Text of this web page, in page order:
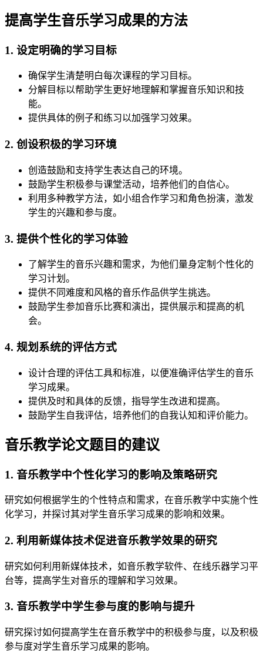
提高学生音乐学习成果的方法
1. 设定明确的学习目标
确保学生清楚明白每次课程的学习目标。
分解目标以帮助学生更好地理解和掌握音乐知识和技
能。
提供具体的例子和练习以加强学习效果。
2. 创设积极的学习环境
创造鼓励和支持学生表达自己的环境。
鼓励学生积极参与课堂活动，培养他们的自信心。
利用多种教学方法，如小组合作学习和角色扮演，激发
学生的兴趣和参与度。
3. 提供个性化的学习体验
了解学生的音乐兴趣和需求，为他们量身定制个性化的
学习计划。
提供不同难度和风格的音乐作品供学生挑选。
鼓励学生参加音乐比赛和演出，提供展示和提高的机
会。
4. 规划系统的评估方式
设计合理的评估工具和标准，以便准确评估学生的音乐
学习成果。
提供及时和具体的反馈，指导学生改进和提高。
鼓励学生自我评估，培养他们的自我认知和评价能力。
音乐教学论文题目的建议
1. 音乐教学中个性化学习的影响及策略研究
研究如何根据学生的个性特点和需求，在音乐教学中实施个性
化学习，并探讨其对学生音乐学习成果的影响和效果。
2. 利用新媒体技术促进音乐教学效果的研究
研究如何利用新媒体技术，如音乐教学软件、在线乐器学习平
台等，提高学生对音乐的理解和学习效果。
3. 音乐教学中学生参与度的影响与提升
研究探讨如何提高学生在音乐教学中的积极参与度，以及积极
参与度对学生音乐学习成果的影响。